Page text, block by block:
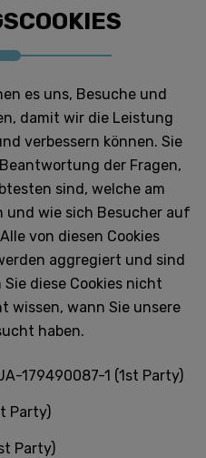
es uns, Besuche und
damit wir die Leistung
verbessern können. Sie
der Fragen,
sind, welche am
wie sich Besucher auf
von diesen Cookies
aggregiert und sind
diese Cookies nicht
wissen, wann Sie unsere
haben.
179490087-1 (1st Party)
Party)
Party)